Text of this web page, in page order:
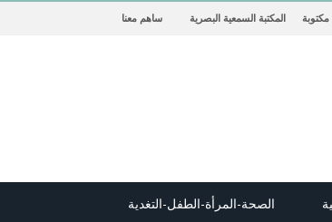
المكتبة السمعية البصرية ساهم معنا
الصحة-المرأة-الطفل-التغدية